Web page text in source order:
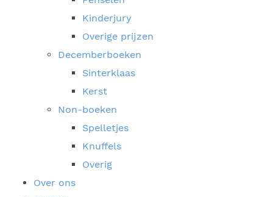
Kinderjury
Overige prijzen
Decemberboeken
Sinterklaas
Kerst
Non-boeken
Spelletjes
Knuffels
Overig
Over ons